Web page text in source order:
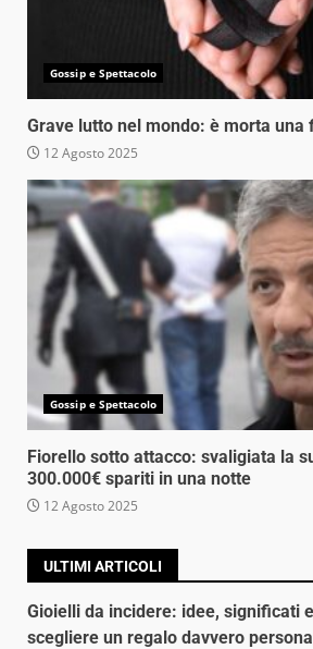
Gossip e Spettacolo
Grave lutto nel mondo: è morta una
12 Agosto 2025
Gossip e Spettacolo
Fiorello sotto attacco: svaligiata la
300.000€ spariti in una notte
12 Agosto 2025
ULTIMI ARTICOLI
Gioielli da incidere: idee, significati
scegliere un regalo davvero